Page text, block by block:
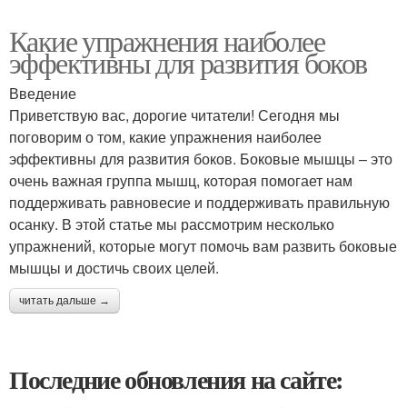
Какие упражнения наиболее
эффективны для развития боков
Введение
Приветствую вас, дорогие читатели! Сегодня мы
поговорим о том, какие упражнения наиболее
эффективны для развития боков. Боковые мышцы – это
очень важная группа мышц, которая помогает нам
поддерживать равновесие и поддерживать правильную
осанку. В этой статье мы рассмотрим несколько
упражнений, которые могут помочь вам развить боковые
мышцы и достичь своих целей.
читать дальше →
Последние обновления на сайте: